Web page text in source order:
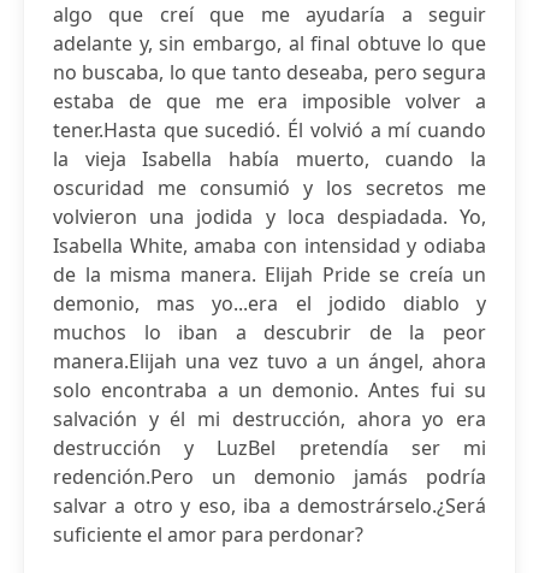
algo que creí que me ayudaría a seguir
adelante y, sin embargo, al final obtuve lo que
no buscaba, lo que tanto deseaba, pero segura
estaba de que me era imposible volver a
tener.Hasta que sucedió. Él volvió a mí cuando
la vieja Isabella había muerto, cuando la
oscuridad me consumió y los secretos me
volvieron una jodida y loca despiadada. Yo,
Isabella White, amaba con intensidad y odiaba
de la misma manera. Elijah Pride se creía un
demonio, mas yo...era el jodido diablo y
muchos lo iban a descubrir de la peor
manera.Elijah una vez tuvo a un ángel, ahora
solo encontraba a un demonio. Antes fui su
salvación y él mi destrucción, ahora yo era
destrucción y LuzBel pretendía ser mi
redención.Pero un demonio jamás podría
salvar a otro y eso, iba a demostrárselo.¿Será
suficiente el amor para perdonar?